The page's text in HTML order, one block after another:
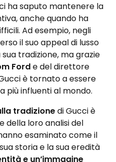
ha saputo mantenere la
anche quando ha
Ad esempio, negli
il suo appeal di lusso
tradizione, ma grazie
Forde del direttore
è tornato a essere
più influenti al mondo.
tradizionedi Gucci è
della loro analisi del
esaminato come il
storia e la sua eredità
e un’immagine